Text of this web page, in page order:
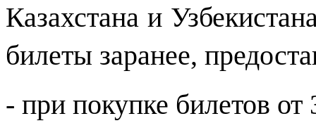
Казахстана и
билеты заранее,
- при покупке билетов